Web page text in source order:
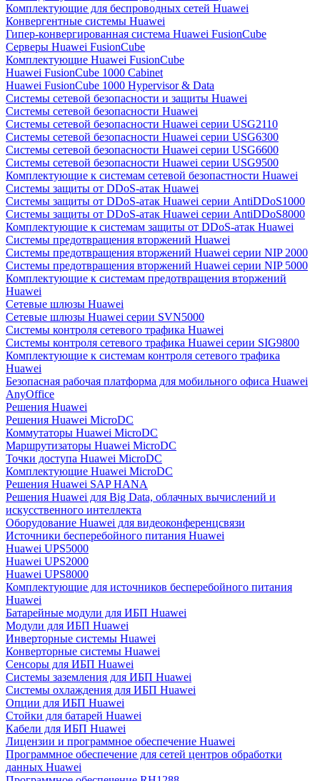
Комплектующие для беспроводных сетей Huawei
Конвергентные системы Huawei
Гипер-конвергированная система Huawei FusionCube
Серверы Huawei FusionCube
Комплектующие Huawei FusionCube
Huawei FusionCube 1000 Cabinet
Huawei FusionCube 1000 Hypervisor & Data
Системы сетевой безопасности и защиты Huawei
Системы сетевой безопасности Huawei
Системы сетевой безопасности Huawei серии USG2110
Системы сетевой безопасности Huawei серии USG6300
Системы сетевой безопасности Huawei серии USG6600
Системы сетевой безопасности Huawei серии USG9500
Комплектующие к системам сетевой безопастности Huawei
Системы защиты от DDoS-атак Huawei
Системы защиты от DDoS-атак Huawei серии AntiDDoS1000
Системы защиты от DDoS-атак Huawei серии AntiDDoS8000
Комплектующие к системам защиты от DDoS-атак Huawei
Системы предотвращения вторжений Huawei
Системы предотвращения вторжений Huawei серии NIP 2000
Системы предотвращения вторжений Huawei серии NIP 5000
Комплектующие к системам предотвращения вторжений
Huawei
Сетевые шлюзы Huawei
Сетевые шлюзы Huawei серии SVN5000
Системы контроля сетевого трафика Huawei
Системы контроля сетевого трафика Huawei серии SIG9800
Комплектующие к системам контроля сетевого трафика
Huawei
Безопасная рабочая платформа для мобильного офиса Huawei
AnyOffice
Решения Huawei
Решения Huawei MicroDC
Коммутаторы Huawei MicroDC
Маршрутизаторы Huawei MicroDC
Точки доступа Huawei MicroDC
Комплектующие Huawei MicroDC
Решения Huawei SAP HANA
Решения Huawei для Big Data, облачных вычислений и
искусственного интеллекта
Оборудование Huawei для видеоконференцсвязи
Источники бесперебойного питания Huawei
Huawei UPS5000
Huawei UPS2000
Huawei UPS8000
Комплектующие для источников бесперебойного питания
Huawei
Батарейные модули для ИБП Huawei
Модули для ИБП Huawei
Инверторные системы Huawei
Конверторные системы Huawei
Сенсоры для ИБП Huawei
Системы заземления для ИБП Huawei
Системы охлаждения для ИБП Huawei
Опции для ИБП Huawei
Стойки для батарей Huawei
Кабели для ИБП Huawei
Лицензии и программное обеспечение Huawei
Программное обеспечение для сетей центров обработки
данных Huawei